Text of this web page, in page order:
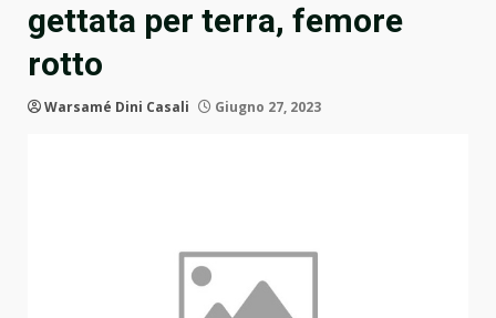
gettata per terra, femore
rotto
Warsamé Dini Casali Giugno 27, 2023